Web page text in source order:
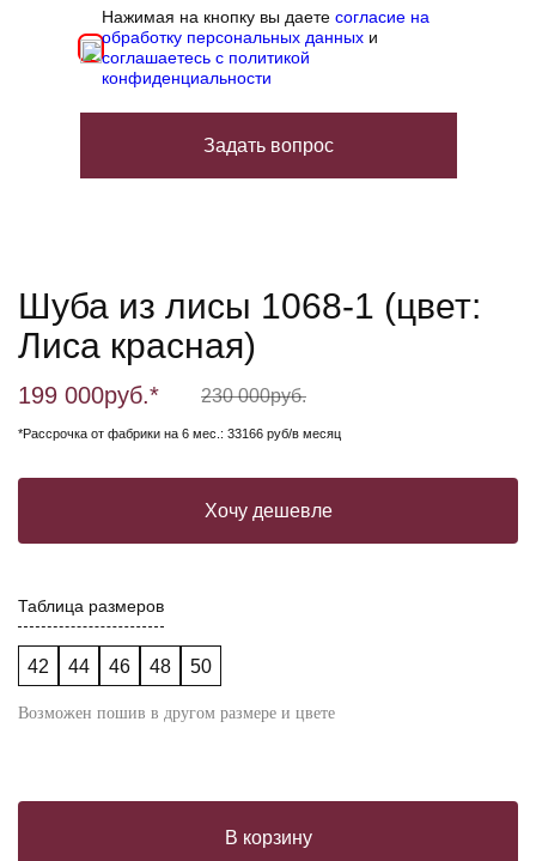
Нажимая на кнопку вы даетесогласие на
обработку персональных данных и
соглашаетесь с политикой
конфиденциальности
Задать вопрос
Шуба из лисы 1068-1 (цвет:
Лиса красная)
199 000руб.* 230 000руб.
*Рассрочка от фабрики на 6 мес.: 33166 руб/в месяц
Хочу дешевле
Таблица размеров
42 44 46 48 50
Возможен пошив в другом размере и цвете
В корзину